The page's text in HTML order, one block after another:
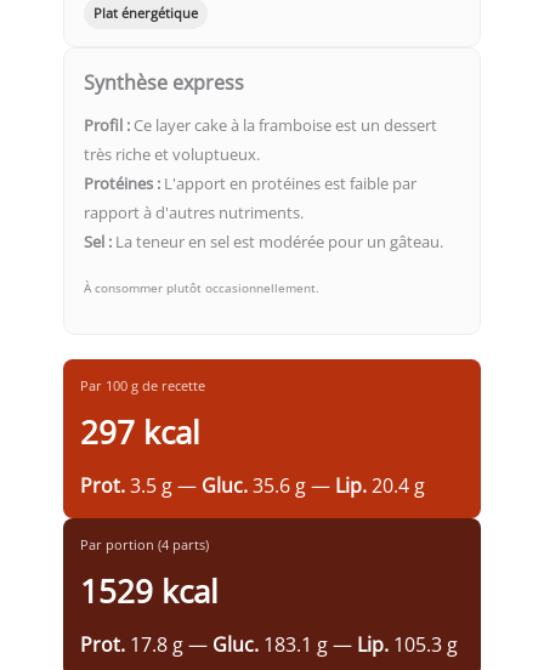
Plat énergétique
Synthèse express
Profil : Ce layer cake à la framboise est un dessert
très riche et voluptueux.
Protéines : L'apport en protéines est faible par
rapport à d'autres nutriments.
Sel : La teneur en sel est modérée pour un gâteau.
À consommer plutôt occasionnellement.
Par 100 g de recette
297 kcal
Prot.3.5 g — Gluc.35.6 g — Lip.20.4 g
Par portion (4 parts)
1529 kcal
Prot. 17.8 g — Gluc. 183.1 g — Lip. 105.3 g